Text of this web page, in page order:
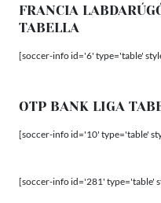
FRANCIA
TABELLA
[soccer-info id='6' type='table'
OTP BANK LIGA
[soccer-info id='10' type='table'
[soccer-info id='281' type='table'